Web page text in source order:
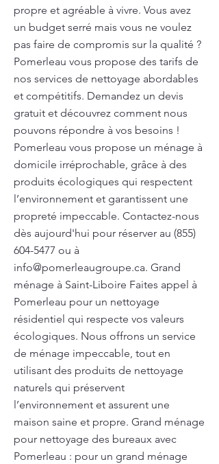
propre et agréable à vivre. Vous avez
un budget serré mais vous ne voulez
pas faire de compromis sur la qualité ?
Pomerleau vous propose des tarifs de
nos services de nettoyage abordables
et compétitifs. Demandez un devis
gratuit et découvrez comment nous
pouvons répondre à vos besoins !
Pomerleau vous propose un ménage à
domicile irréprochable, grâce à des
produits écologiques qui respectent
l’environnement et garantissent une
propreté impeccable. Contactez-nous
dès aujourd'hui pour réserver au (855)
604-5477 ou à
info@pomerleaugroupe.ca. Grand
ménage à Saint-Liboire Faites appel à
Pomerleau pour un nettoyage
résidentiel qui respecte vos valeurs
écologiques. Nous offrons un service
de ménage impeccable, tout en
utilisant des produits de nettoyage
naturels qui préservent
l’environnement et assurent une
maison saine et propre. Grand ménage
pour nettoyage des bureaux avec
Pomerleau : pour un grand ménage